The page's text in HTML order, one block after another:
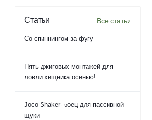
Статьи Все статьи
Со спиннингом за фугу
Пять джиговых монтажей для
ловли хищника осенью!
Joco Shaker- боец для пассивной
щуки